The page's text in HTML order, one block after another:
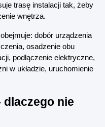
trasę instalacji tak, żeby
wnętrza.
dobór urządzenia
osadzenie obu
podłączenie elektryczne,
w układzie, uruchomienie
nie